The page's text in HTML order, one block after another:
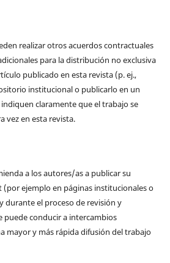
realizar otros acuerdos contractuales
para la distribución no exclusiva
publicado en esta revista (p. ej.,
institucional o publicarlo en un
claramente que el trabajo se
vez en esta revista.
a los autores/as a publicar su
ejemplo en páginas institucionales o
durante el proceso de revisión y
puede conducir a intercambios
mayor y más rápida difusión del trabajo